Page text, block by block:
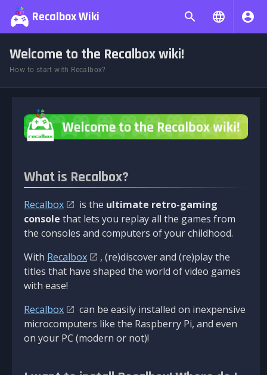
Recalbox Wiki
Welcome to the Recalbox wiki!
How to start with Recalbox?
What is Recalbox?
Recalbox is the ultimate retro-gaming
console that lets you replay all the games from
the consoles and computers of your childhood.
With Recalbox
, (re)discover and (re)play the
titles that have shaped the world of video games
with ease!
Recalbox
can be easily installed on inexpensive
microcomputers like the Raspberry Pi, and even
on your PC (modern or not)!